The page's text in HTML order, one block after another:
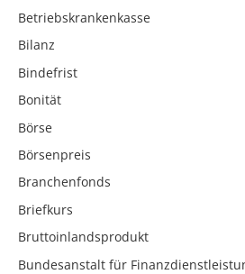
Betriebskrankenkasse
Bilanz
Bindefrist
Bonität
Börse
Börsenpreis
Branchenfonds
Briefkurs
Bruttoinlandsprodukt
Bundesanstalt für